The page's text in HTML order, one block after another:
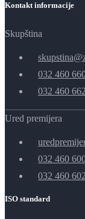
Kontakt informacije
Skupština
032 460
032 460 662
Ured premijera
032 460
032 460 602
ISO standard